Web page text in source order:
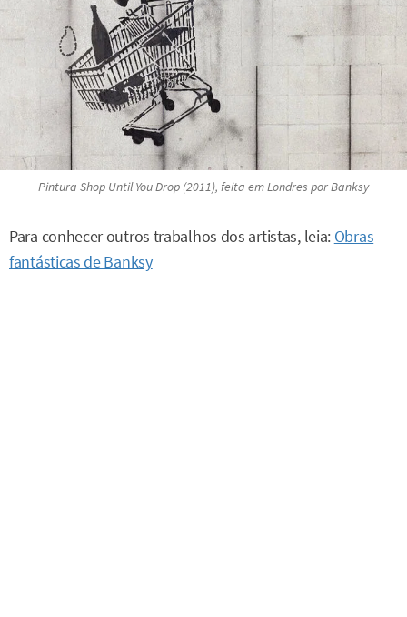
Pintura Shop Until You Drop (2011), feita em Londres por Banksy
Para conhecer outros trabalhos dos artistas, leia: Obras
fantásticas de Banksy